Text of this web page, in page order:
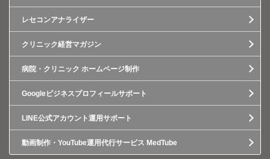
レセコンアナライザー
クリニック経営マガジン
病院・クリニック ホームページ制作
Googleビジネスプロフィールサポート
LINE公式アカウント運用サポート
動画制作・YouTube運用代行サービス MedTube